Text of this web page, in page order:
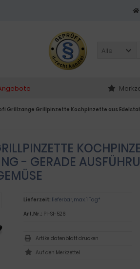
Alle
Grillzange Grillpinzette Kochpinzette aus
- GERADE
Lieferzeit: lieferbar, max. 1 Tag*
Art.Nr.: PI-SI-526
Artikeldatenblatt drucken